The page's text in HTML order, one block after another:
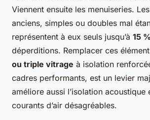
Viennent ensuite les menuiseries.
anciens, simples ou doubles mal
représentent à eux seuls jusqu’à 15 %
déperditions. Remplacer ces
ou triple vitrage à isolation
cadres performants, est un levier
améliore aussi l’isolation acoustique
courants d’air désagréables.